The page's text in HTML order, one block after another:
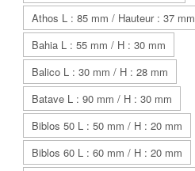
Athos L : 85 mm / Hauteur : 37 mm
Bahia L : 55 mm / H : 30 mm
Balico L : 30 mm / H : 28 mm
Batave L : 90 mm / H : 30 mm
Biblos 50 L : 50 mm / H : 20 mm
Biblos 60 L : 60 mm / H : 20 mm